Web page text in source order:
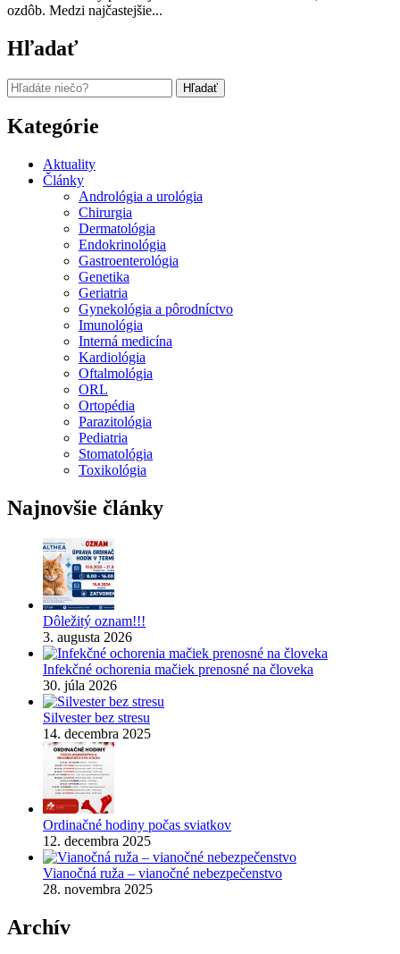
ozdôb. Medzi najčastejšie...
Hľadať
Hľadať:
Kategórie
Aktuality
Články
Andrológia a urológia
Chirurgia
Dermatológia
Endokrinológia
Gastroenterológia
Genetika
Geriatria
Gynekológia a pôrodníctvo
Imunológia
Interná medicína
Kardiológia
Oftalmológia
ORL
Ortopédia
Parazitológia
Pediatria
Stomatológia
Toxikológia
Najnovšie články
Dôležitý oznam!!!
3. augusta 2026
Infekčné ochorenia mačiek prenosné na človeka
30. júla 2026
Silvester bez stresu
14. decembra 2025
Ordinačné hodiny počas sviatkov
12. decembra 2025
Vianočná ruža – vianočné nebezpečenstvo
28. novembra 2025
Archív